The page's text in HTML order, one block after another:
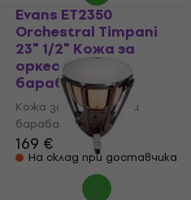
Evans ET2350
Orchestral Timpani
23" 1/2" Кожа за
оркестрови
барабани
Кожа за оркестрови
барабани
169 €
На склад при доставчика